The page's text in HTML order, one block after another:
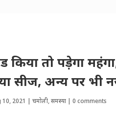
किया तो पड़ेगा
सीज, अन्य पर भी
10, 2021 |चमोली,समस्या |0 comments